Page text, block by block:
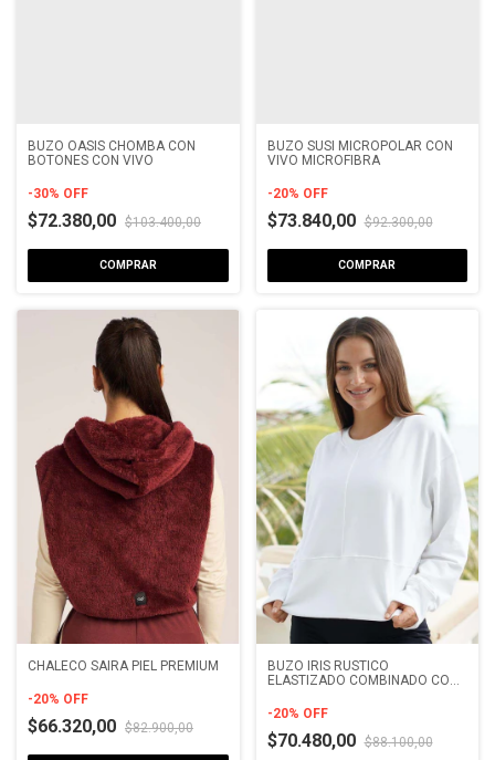
BUZO OASIS CHOMBA CON
BOTONES CON VIVO
-30% OFF
$72.380,00 $103.400,00
COMPRAR
BUZO SUSI MICROPOLAR CON
VIVO MICROFIBRA
-20% OFF
$73.840,00 $92.300,00
COMPRAR
CHALECO SAIRA PIEL PREMIUM
-20% OFF
$66.320,00 $82.900,00
BUZO IRIS RUSTICO
ELASTIZADO COMBINADO CON
-20% OFF
$70.480,00 $88.100,00